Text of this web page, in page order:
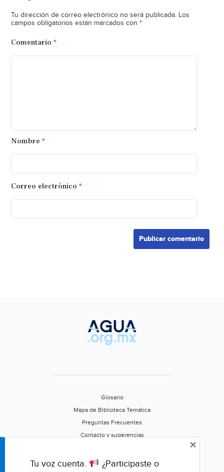
Tu dirección de correo electrónico no será publicada. Los
campos obligatorios están marcados con *
Comentario *
Nombre *
Correo electrónico *
Glosario
Mapa de Biblioteca Temática
Preguntas Frecuentes
Contacto y sugerencias
Califica este portal
Tu voz cuenta.
¿Participaste o
×